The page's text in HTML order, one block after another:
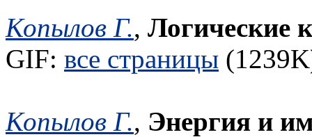
Копылов Г., Логические
GIF: все страницы
Копылов Г., Энергия и